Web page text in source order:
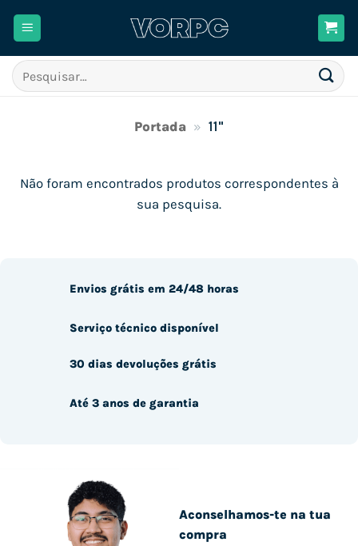
Pesquisar
por:
Portada » 11"
Não foram encontrados produtos correspondentes à
sua pesquisa.
Aconselhamos-te na tua
compra
Envios grátis em 24/48 horas
Serviço técnico disponível
30 dias devoluções grátis
Até 3 anos de garantia